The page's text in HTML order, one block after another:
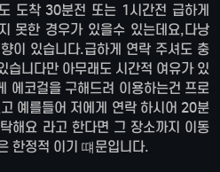
도착 30분전 또는 1시간전 급하게
못한 경우가 있을수 있는데요,다낭
이 있습니다.급하게 연락 주셔도 충
습니다만 아무래도 시간적 여유가 있
에코걸을 구해드려 이용하는건 프로
예를들어 저에게 연락 하시어 20분
해요 라고 한다면 그 장소까지 이동
한정적 이기 떄문입니다.